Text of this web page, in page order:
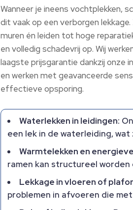
Wanneer je ineens vochtplekken,
dit vaak op een verborgen
muren én leiden tot hoge
en volledig schadevrij op. Wij
laagste prijsgarantie dankzij onze
en werken met geavanceerde
effectieve opsporing.
Waterlekken in leidingen:
een lek in de waterleiding,
Warmtelekken en
ramen kan structureel
Lekkage in vloeren of
problemen in afvoeren die